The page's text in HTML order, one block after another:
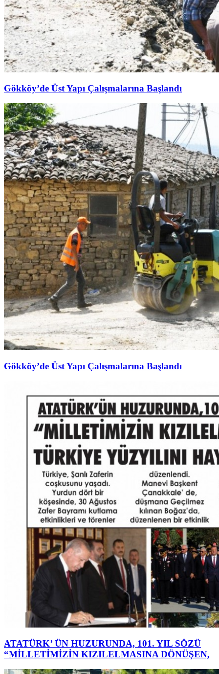
Gökköy’de Üst Yapı Çalışmalarına Başlandı
Gökköy’de Üst Yapı Çalışmalarına Başlandı
ATATÜRK’ ÜN HUZURUNDA, 101. YIL SÖZÜ
“MİLLETİMİZİN KIZILELMASINA DÖNÜŞEN,